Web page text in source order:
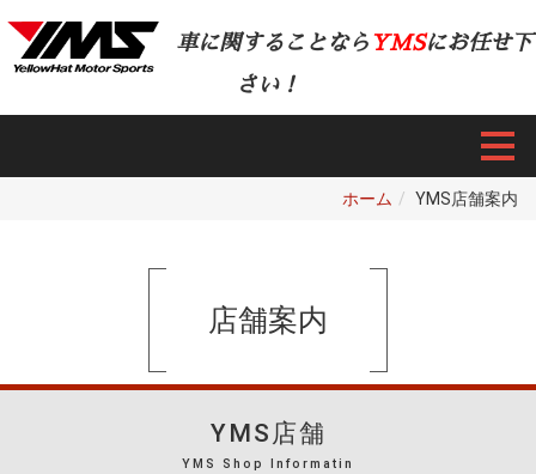
車に関することなら YMSにお任せ下
さい！
ホーム YMS店舗案内
店舗案内
YMS店舗
YMS Shop Informatin